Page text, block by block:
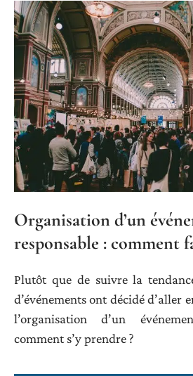
Organisation d’un
responsable : comment
Plutôt que de suivre la
d’événements ont décidé d’aller
l’organisation d’un
comment s’y prendre ?